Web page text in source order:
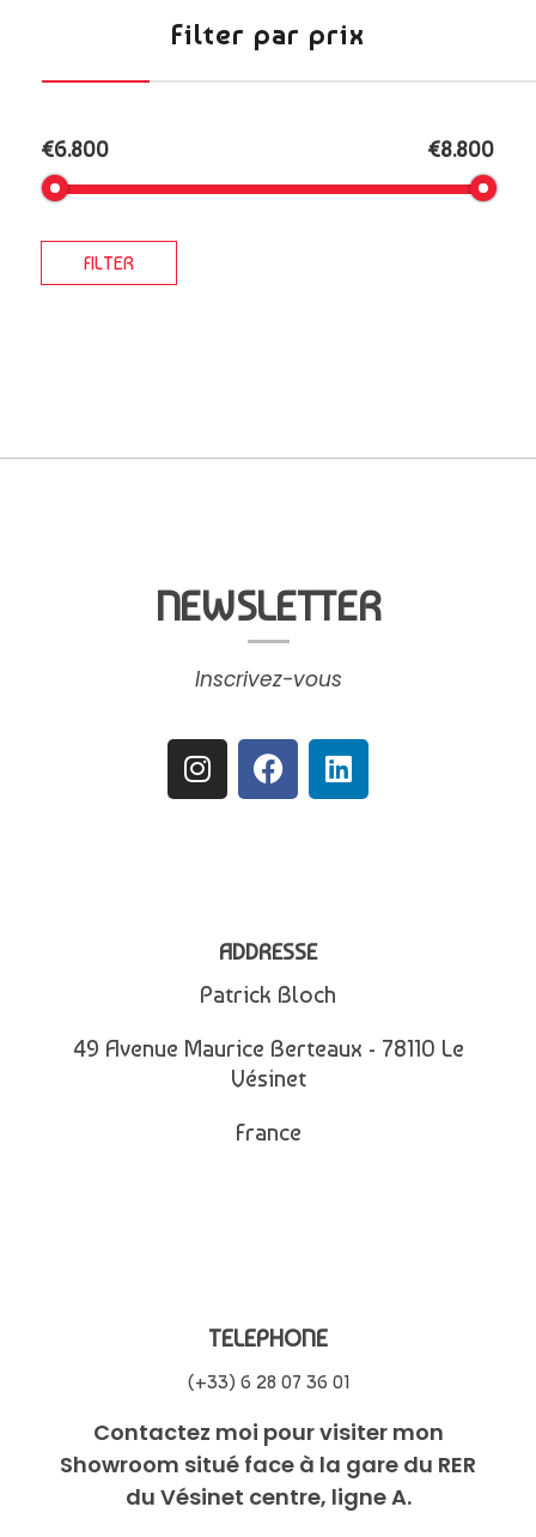
Filter par prix
€6.800 €8.800
FILTER
NEWSLETTER
Inscrivez-vous
ADDRESSE
Patrick Bloch
49 Avenue Maurice Berteaux - 78110 Le
Vésinet
France
TELEPHONE
(+33) 6 28 07 36 01
Contactez moi pour visiter mon
Showroom situé face à la gare du RER
du Vésinet centre, ligne A.